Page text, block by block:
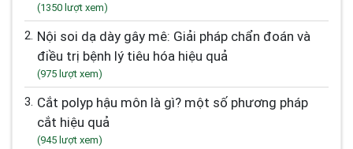
(1350 lượt xem)
2. Nội soi dạ dày gây mê: Giải pháp chẩn đoán và
điều trị bệnh lý tiêu hóa hiệu quả
(975 lượt xem)
3. Cắt polyp hậu môn là gì? một số phương pháp
cắt hiệu quả
(945 lượt xem)